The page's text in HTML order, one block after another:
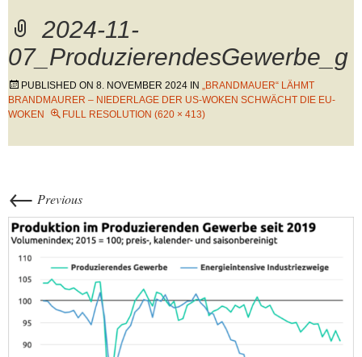
2024-11-
07_ProduzierendesGewerbe_g
PUBLISHED ON 8. NOVEMBER 2024 IN „BRANDMAUER“ LÄHMT
BRANDMAURER – NIEDERLAGE DER US-WOKEN SCHWÄCHT DIE EU-
WOKEN
FULL RESOLUTION (620 × 413)
← Previous